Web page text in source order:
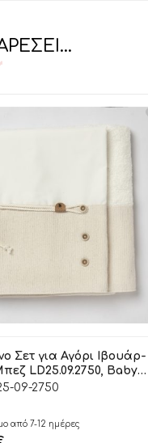
Σετ για Αγόρι Ιβουάρ-
LD25.09.2750, Baby
09-2750
από 7-12 ημέρες